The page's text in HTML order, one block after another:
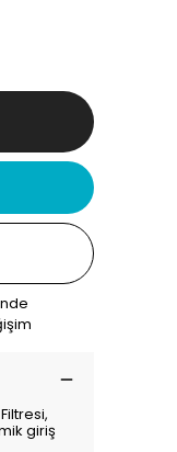
giriş